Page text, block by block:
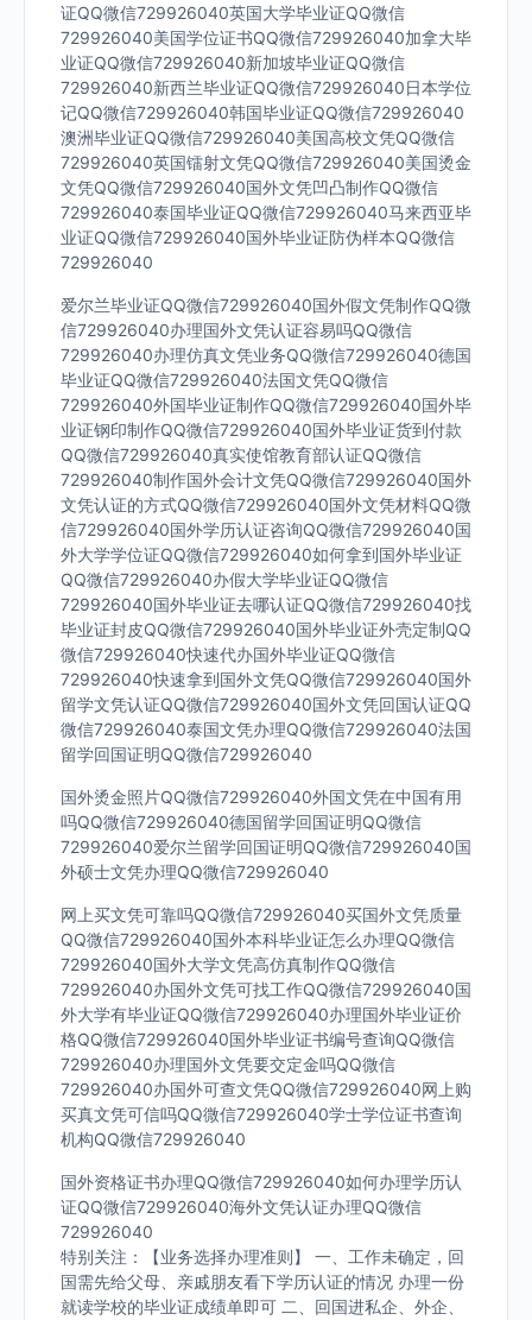
证QQ微信729926040英国大学毕业证QQ微信
729926040美国学位证书QQ微信729926040加拿大毕
业证QQ微信729926040新加坡毕业证QQ微信
729926040新西兰毕业证QQ微信729926040日本学位
记QQ微信729926040韩国毕业证QQ微信729926040
澳洲毕业证QQ微信729926040美国高校文凭QQ微信
729926040英国镭射文凭QQ微信729926040美国烫金
文凭QQ微信729926040国外文凭凹凸制作QQ微信
729926040泰国毕业证QQ微信729926040马来西亚毕
业证QQ微信729926040国外毕业证防伪样本QQ微信
729926040
爱尔兰毕业证QQ微信729926040国外假文凭制作QQ微
信729926040办理国外文凭认证容易吗QQ微信
729926040办理仿真文凭业务QQ微信729926040德国
毕业证QQ微信729926040法国文凭QQ微信
729926040外国毕业证制作QQ微信729926040国外毕
业证钢印制作QQ微信729926040国外毕业证货到付款
QQ微信729926040真实使馆教育部认证QQ微信
729926040制作国外会计文凭QQ微信729926040国外
文凭认证的方式QQ微信729926040国外文凭材料QQ微
信729926040国外学历认证咨询QQ微信729926040国
外大学学位证QQ微信729926040如何拿到国外毕业证
QQ微信729926040办假大学毕业证QQ微信
729926040国外毕业证去哪认证QQ微信729926040找
毕业证封皮QQ微信729926040国外毕业证外壳定制QQ
微信729926040快速代办国外毕业证QQ微信
729926040快速拿到国外文凭QQ微信729926040国外
留学文凭认证QQ微信729926040国外文凭回国认证QQ
微信729926040泰国文凭办理QQ微信729926040法国
留学回国证明QQ微信729926040
国外烫金照片QQ微信729926040外国文凭在中国有用
吗QQ微信729926040德国留学回国证明QQ微信
729926040爱尔兰留学回国证明QQ微信729926040国
外硕士文凭办理QQ微信729926040
网上买文凭可靠吗QQ微信729926040买国外文凭质量
QQ微信729926040国外本科毕业证怎么办理QQ微信
729926040国外大学文凭高仿真制作QQ微信
729926040办国外文凭可找工作QQ微信729926040国
外大学有毕业证QQ微信729926040办理国外毕业证价
格QQ微信729926040国外毕业证书编号查询QQ微信
729926040办理国外文凭要交定金吗QQ微信
729926040办国外可查文凭QQ微信729926040网上购
买真文凭可信吗QQ微信729926040学士学位证书查询
机构QQ微信729926040
国外资格证书办理QQ微信729926040如何办理学历认
证QQ微信729926040海外文凭认证办理QQ微信
729926040
特别关注：【业务选择办理准则】 一、工作未确定，回
国需先给父母、亲戚朋友看下学历认证的情况 办理一份
就读学校的毕业证成绩单即可 二、回国进私企、外企、